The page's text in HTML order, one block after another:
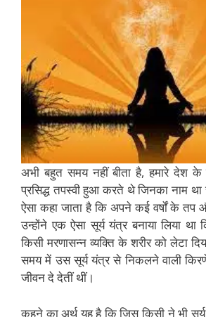
अभी बहुत समय नहीं बीता है, हमारे देश के
प्रसिद्ध तपस्वी हुआ करते थे जिनका नाम था
ऐसा कहा जाता है कि अपने कई वर्षों के तप
उन्होंने एक ऐसा सूर्य यंत्र बनाया लिया
किसी मरणासन्न व्यक्ति के शरीर को लेटा
समय में उस सूर्य यंत्र से निकलने वाली
जीवन दे देतीं थीं।
कहने का अर्थ यह है कि जिस किसी ने भी